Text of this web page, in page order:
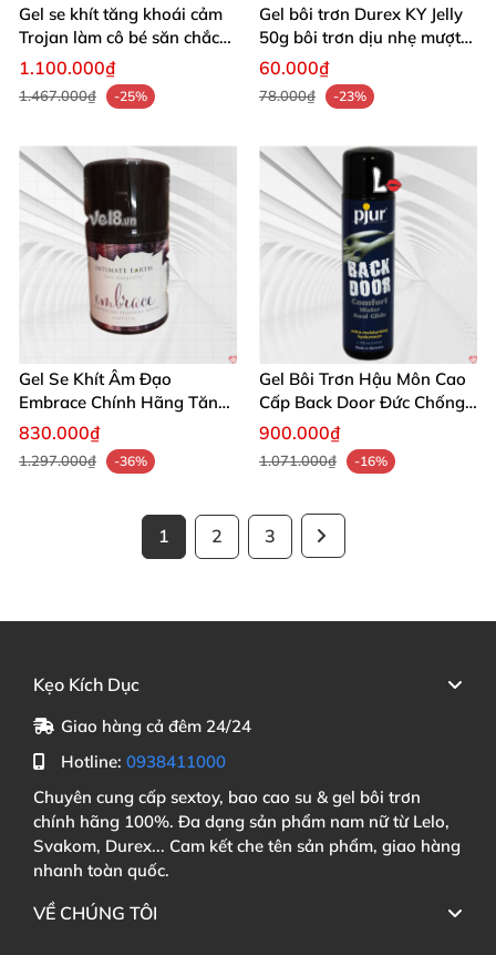
Gel se khít tăng khoái cảm
Trojan làm cô bé săn chắc
nữ
1.100.000₫
1.467.000₫ -25%
Gel bôi trơn Durex KY Jelly
50g bôi trơn dịu nhẹ mượt
mà
60.000₫
78.000₫ -23%
Gel Se Khít Âm Đạo
Embrace Chính Hãng Tăng
Độ Khít Tự Nhiên
830.000₫
1.297.000₫ -36%
Gel Bôi Trơn Hậu Môn Cao
Cấp Back Door Đức Chống
Khô Rát
900.000₫
1.071.000₫ -16%
1 2 3
Kẹo Kích Dục
Giao hàng cả đêm 24/24
Hotline: 0938411000
Chuyên cung cấp sextoy, bao cao su & gel bôi trơn
chính hãng 100%. Đa dạng sản phẩm nam nữ từ Lelo,
Svakom, Durex... Cam kết che tên sản phẩm, giao hàng
nhanh toàn quốc.
VỀ CHÚNG TÔI